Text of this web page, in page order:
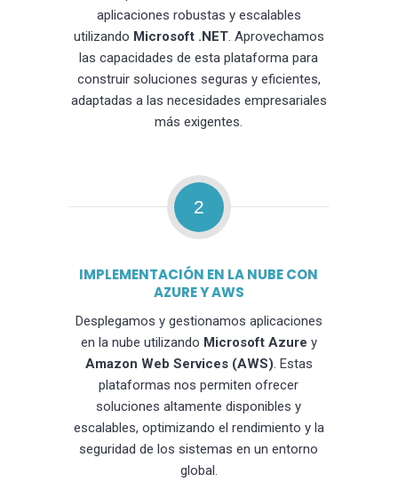
aplicaciones robustas y escalables
utilizando Microsoft .NET. Aprovechamos
las capacidades de esta plataforma para
construir soluciones seguras y eficientes,
adaptadas a las necesidades empresariales
más exigentes.
2
IMPLEMENTACIÓN EN LA NUBE CON
AZURE Y AWS
Desplegamos y gestionamos aplicaciones
en la nube utilizando Microsoft Azure y
Amazon Web Services (AWS). Estas
plataformas nos permiten ofrecer
soluciones altamente disponibles y
escalables, optimizando el rendimiento y la
seguridad de los sistemas en un entorno
global.